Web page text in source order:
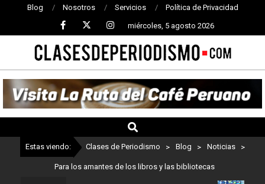
Blog Nosotros Servicios Política de Privacidad
miércoles, 5 agosto 2026
CLASES
DE
PERIODISMO
Estas viendo: Clases de Periodismo > Blog > Noticias >
Para los amantes de los libros y las bibliotecas